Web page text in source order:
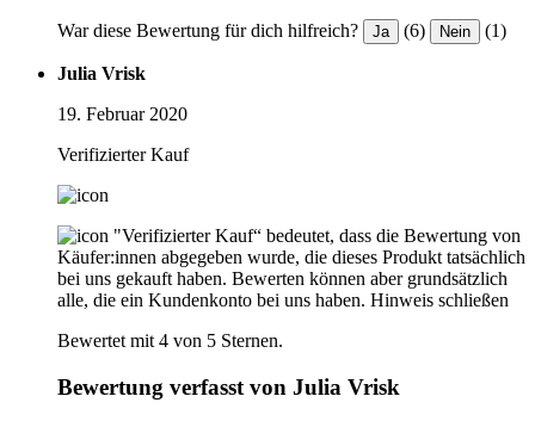
War diese Bewertung für dich hilfreich? Ja (6) Nein (1)
Julia Vrisk
19. Februar 2020
Verifizierter Kauf
"Verifizierter Kauf“ bedeutet, dass die Bewertung von
Käufer:innen abgegeben wurde, die dieses Produkt tatsächlich
bei uns gekauft haben. Bewerten können aber grundsätzlich
alle, die ein Kundenkonto bei uns haben. Hinweis schließen
Bewertet mit 4 von 5 Sternen.
Bewertung verfasst von Julia Vrisk